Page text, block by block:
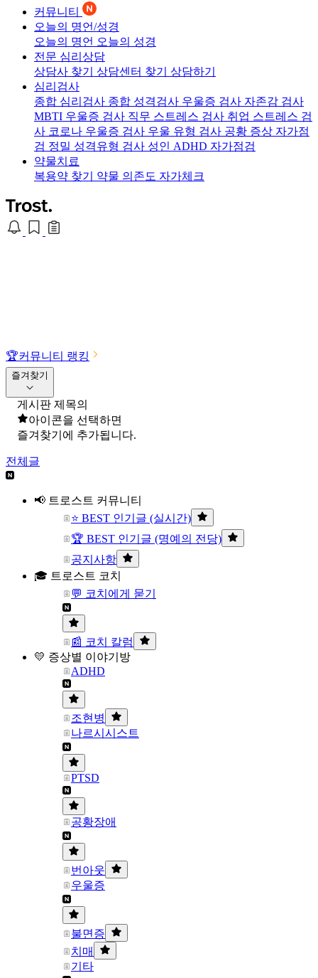
커뮤니티
오늘의 명언/성경
오늘의 명언 오늘의 성경
전문 심리상담
상담사 찾기 상담센터 찾기 상담하기
심리검사
종합 심리검사 종합 성격검사 우울증 검사 자존감 검사
MBTI 우울증 검사 직무 스트레스 검사 취업 스트레스 검
사 코로나 우울증 검사 우울 유형 검사 공황 증상 자가점
검 정밀 성격유형 검사 성인 ADHD 자가점검
약물치료
복용약 찾기 약물 의존도 자가체크
🏆커뮤니티 랭킹
즐겨찾기
게시판 제목의
아이콘을 선택하면
즐겨찾기에 추가됩니다.
전체글
📢 트로스트 커뮤니티
⭐ BEST 인기글 (실시간)
🏆 BEST 인기글 (명예의 전당)
공지사항
🎓 트로스트 코치
💬 코치에게 묻기
📰 코치 칼럼
💛 증상별 이야기방
ADHD
조현병
나르시시스트
PTSD
공황장애
번아웃
우울증
불면증
치매
기타